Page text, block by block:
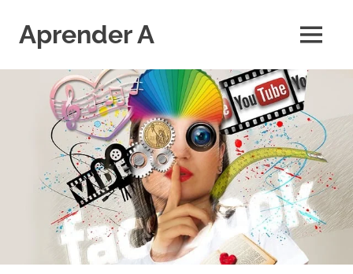
contenido
Aprender A
aprendizaje
divertido
MENÚ